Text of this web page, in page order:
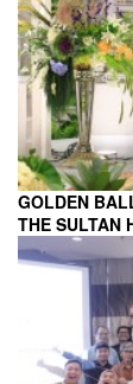
GOLDEN
THE SULTAN